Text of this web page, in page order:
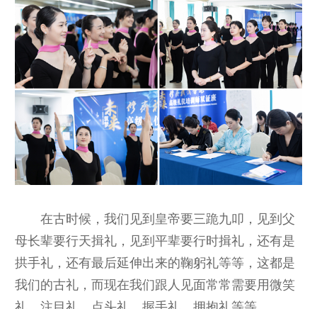
在古时候，我们见到皇帝要三跪九叩，见到父
母长辈要行天揖礼，见到平辈要行时揖礼，还有是
拱手礼，还有最后延伸出来的鞠躬礼等等，这都是
我们的古礼，而现在我们跟人见面常常需要用微笑